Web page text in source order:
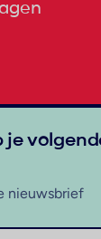
je
nieuwsbrief